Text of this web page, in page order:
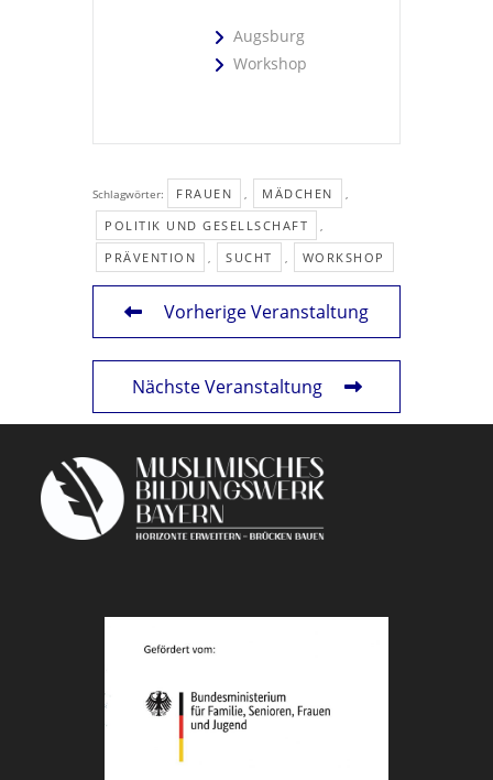
Augsburg
Workshop
Schlagwörter: FRAUEN , MÄDCHEN ,
POLITIK UND GESELLSCHAFT ,
PRÄVENTION , SUCHT , WORKSHOP
Vorherige Veranstaltung
Nächste Veranstaltung